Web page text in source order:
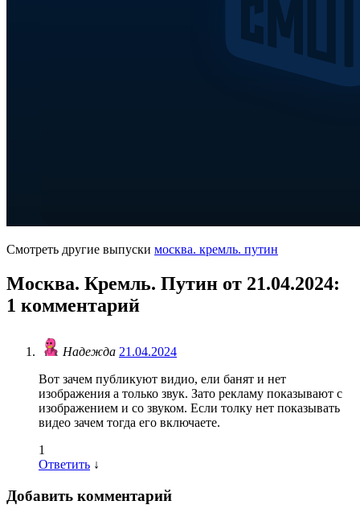
Смотреть другие выпуски москва. кремль. путин
Москва. Кремль. Путин от 21.04.2024:
1 комментарий
Надежда 21.04.2024
Вот зачем публикуют видио, ели банят и нет
изображения а только звук. Зато рекламу показывают с
изображением и со звуком. Если толку нет показывать
видео зачем тогда его включаете.
1
Ответить ↓
Добавить комментарий